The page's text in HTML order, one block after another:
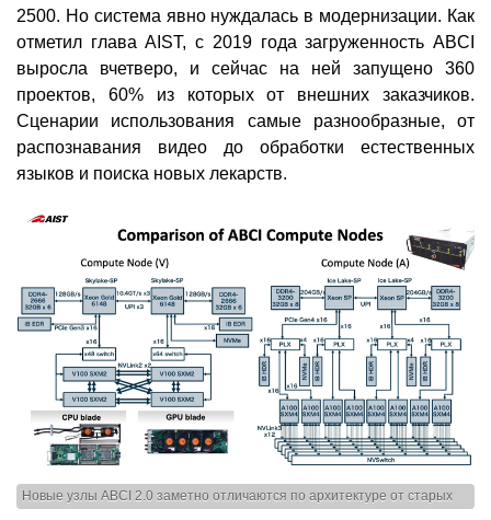
2500. Но система явно нуждалась в модернизации. Как
отметил глава AIST, с 2019 года загруженность ABCI
выросла вчетверо, и сейчас на ней запущено 360
проектов, 60% из которых от внешних заказчиков.
Сценарии использования самые разнообразные, от
распознавания видео до обработки естественных
языков и поиска новых лекарств.
Новые узлы ABCI 2.0 заметно отличаются по архитектуре от старых